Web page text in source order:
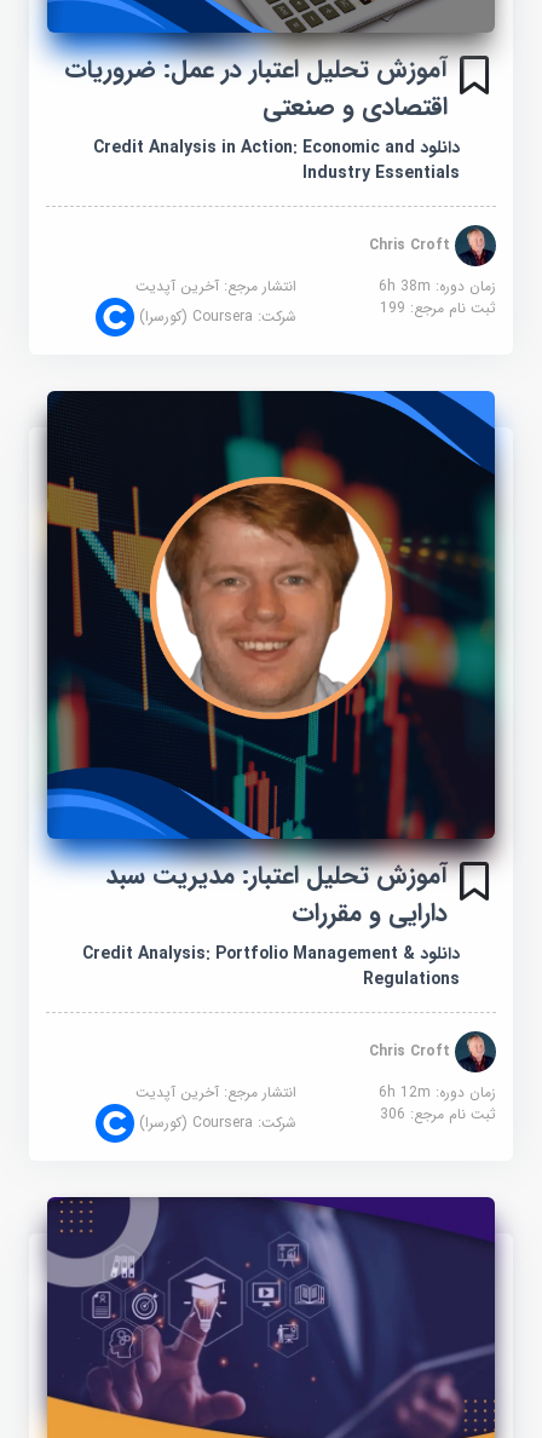
آموزش تحلیل اعتبار در عمل: ضروریات
اقتصادی و صنعتی
دانلود Credit Analysis in Action: Economic and
Industry Essentials
Chris Croft
زمان دوره: 6h 38m
انتشار مرجع:آخرین آپدیت
ثبت نام مرجع:199 شرکت:Coursera (کورسرا)
آموزش تحلیل اعتبار: مدیریت سبد
دارایی و مقررات
دانلود Credit Analysis: Portfolio Management &
Regulations
Chris Croft
زمان دوره: 6h 12m
انتشار مرجع:آخرین آپدیت
ثبت نام مرجع:306 شرکت:Coursera (کورسرا)